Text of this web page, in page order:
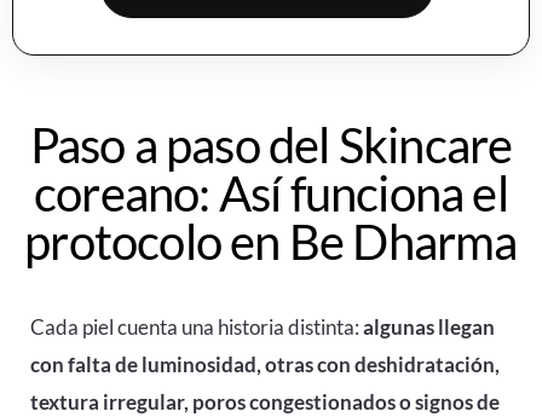
Paso a paso del Skincare
coreano: Así funciona el
protocolo en Be Dharma
Cada piel cuenta una historia distinta:algunas llegan
con falta de luminosidad, otras con deshidratación,
textura irregular, poros congestionados o signos de